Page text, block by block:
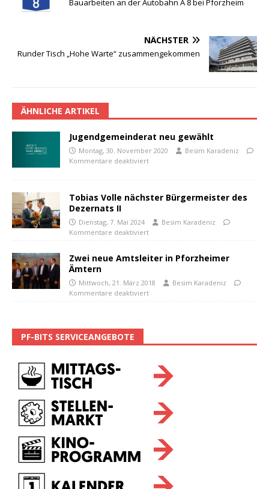
Bauarbeiten an der Autobahn A 8 bei Pforzheim
NÄCHSTER
Runder Tisch „Hohe Warte“ zusammengekommen
ÄHNLICHE ARTIKEL
Jugendgemeinderat neu gewählt
Montag, 30. November 2020
Besim Karadeniz
Kommentare deaktiviert
Tobias Volle nächster Bürgermeister des
Dezernats II
Dienstag, 7. Mai 2024
Besim Karadeniz
Kommentare deaktiviert
Zwei neue Amtsleiter in Pforzheimer
Ämtern
Mittwoch, 21. März 2018
Besim Karadeniz
Kommentare deaktiviert
PF-BITS SERVICEANGEBOTE